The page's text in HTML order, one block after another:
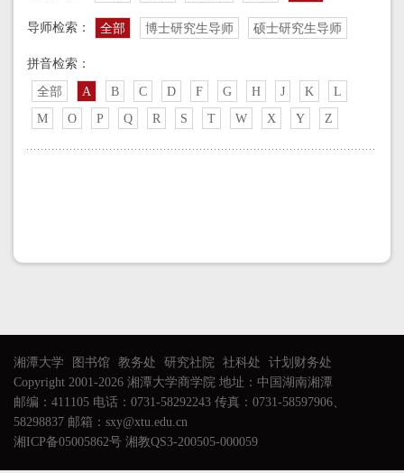
导师检索： 全部 博士研究生导师 硕士研究生导师
拼音检索：
全部 A B C D F G H J K
L
M
O P Q R S T W X Y Z
湘潭大学 图书馆 教务处 研究社院 社科处
计划财务处
Copyright 2001-2026 湘潭大学商学院 地址：中国湖南湘潭
邮编：411105 电话：0731-58292243 传真：0731-58597906、
58298837 邮箱：sxy@xtu.edu.cn
湘ICP备05005862号 湘教QS3-200505-000059